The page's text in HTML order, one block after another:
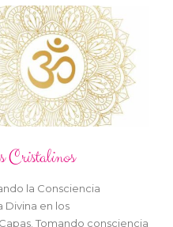
Cristalinos
la Consciencia
Divina en los
Tomando consciencia